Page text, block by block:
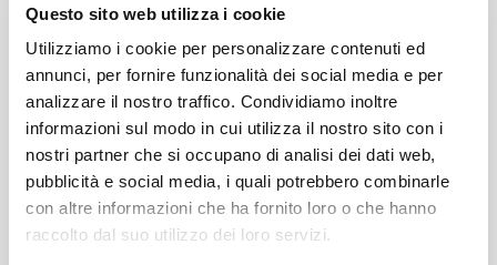
Questo sito web utilizza i cookie
Utilizziamo i cookie per personalizzare contenuti ed
annunci, per fornire funzionalità dei social media e per
analizzare il nostro traffico. Condividiamo inoltre
informazioni sul modo in cui utilizza il nostro sito con i
nostri partner che si occupano di analisi dei dati web,
pubblicità e social media, i quali potrebbero combinarle
con altre informazioni che ha fornito loro o che hanno
raccolto dal suo utilizzo dei loro servizi.